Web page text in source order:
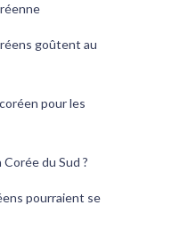
goûtent au
pour les
du Sud ?
pourraient se